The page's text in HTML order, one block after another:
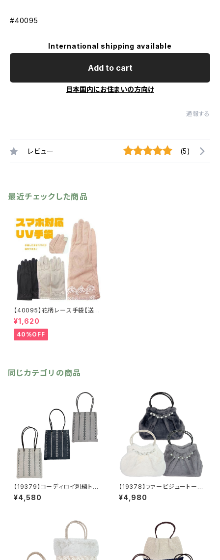
#40095
International shipping available
Add to cart
日本国内にお住まいの方向け
通報する
レビュー (5)
最近チェックした商品
【40095】花柄レース手袋【送料
無料】UVケア 紫外線対策 レ
ディース 抗菌手袋 防臭 U
V手袋 通気性 日焼け対策
スマホ対応 タッチパネル対
¥1,620
40%OFF
同じカテゴリの商品
【19379】コーディロイ刺繍トー
トバッグ【送料無料】秋冬バッ
グ 新作
¥4,580
【19378】ファービジュートート
【送料無料】秋冬バッグ 新作
¥4,980